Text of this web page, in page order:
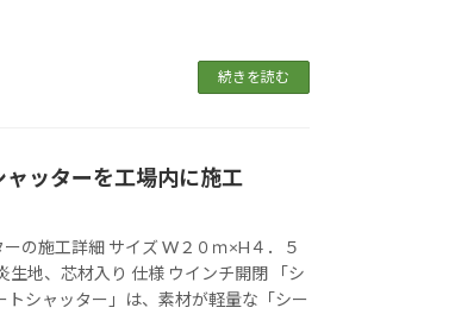
続きを読む
ッターを工場内に施工
の施工詳細 サイズ W２０ｍ×H４．５
生地、芯材入り 仕様 ウインチ開閉 「シ
シャッター」は、素材が軽量な「シー